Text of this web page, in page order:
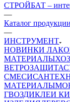
СТРОЙБАТ –
—
Каталог продукции
—
ИНСТРУМЕНТ
НОВИНКИ
МАТЕРИАЛЫ
ВЕТРОЗАЩИТА
СМЕСИ
МАТЕРИАЛЫ
ГВОЗДИКЛЕИ